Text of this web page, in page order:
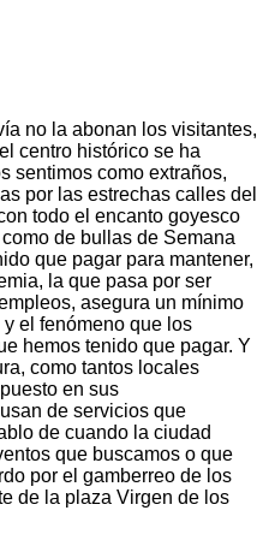
no la abonan los visitantes,
centro histórico se ha
sentimos como extraños,
por las estrechas calles del
todo el encanto goyesco
de bullas de Semana
que pagar para mantener,
la que pasa por ser
asegura un mínimo
el fenómeno que los
hemos tenido que pagar. Y
como tantos locales
en sus
de servicios que
de cuando la ciudad
que buscamos o que
por el gamberreo de los
de la plaza Virgen de los